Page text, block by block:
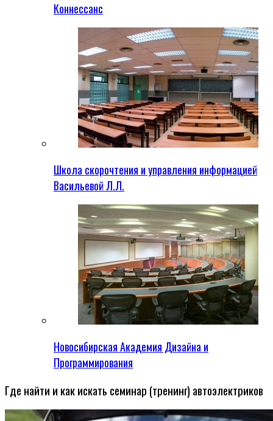
Коннессанс
Школа скорочтения и управления информацией
Васильевой Л.Л.
Новосибирская Академия Дизайна и
Программирования
Где найти и как искать семинар (тренинг) автоэлектриков